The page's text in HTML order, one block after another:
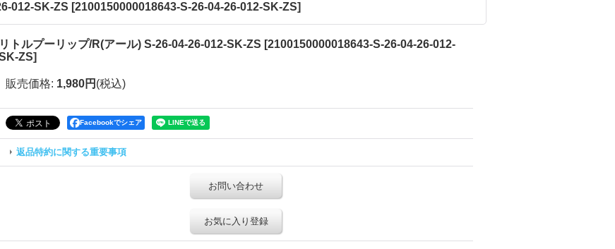
012-SK-ZS [2100150000018643-S-26-04-26-012-SK-ZS]
リトルプーリップ/R(アール) S-26-04-26-012-SK-ZS [2100150000018643-S-26-04-26-012-
ZS]
販売価格: 1,980円 (税込)
Facebookでシェア
返品特約に関する重要事項
お問い合わせ
お気に入り登録